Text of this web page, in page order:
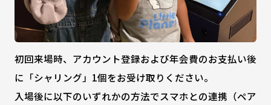
初回来場時、アカウント登録および年会費のお支払い後
に「シャリング」1個をお受け取りください。
入場後に以下のいずれかの方法でスマホとの連携（ペア